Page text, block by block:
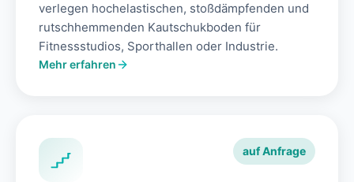
verlegen hochelastischen, stoßdämpfenden und
rutschhemmenden Kautschukboden für
Fitnessstudios, Sporthallen oder Industrie.
Mehr erfahren
auf Anfrage